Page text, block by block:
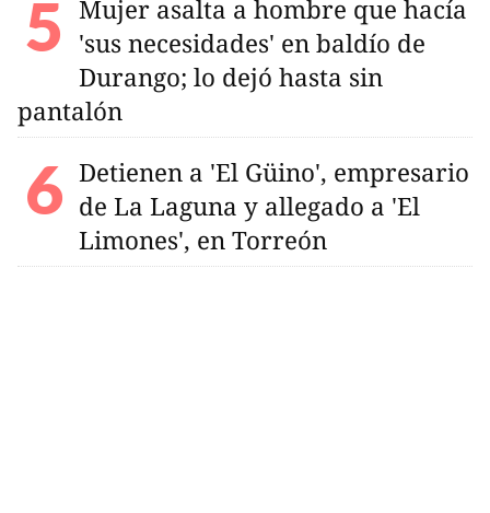
Mujer asalta a hombre que hacía
'sus necesidades' en baldío de
Durango; lo dejó hasta sin
pantalón
Detienen a 'El Güino', empresario
de La Laguna y allegado a 'El
Limones', en Torreón